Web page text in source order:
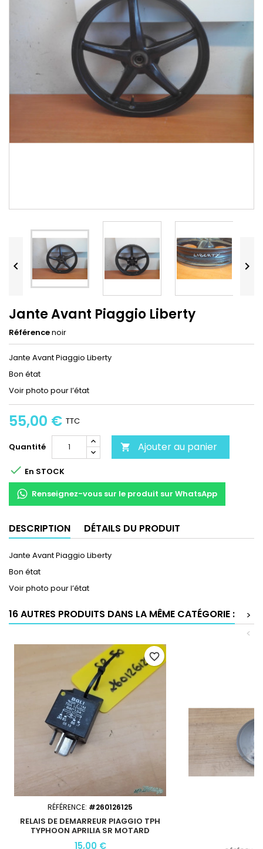
 
Jante Avant Piaggio Liberty
Référencenoir
Jante Avant Piaggio Liberty
Bon état
Voir photo pour l’état
55,00 € TTC
Quantité  Ajouter au panier
 En STOCK
Renseignez-vous sur le produit sur WhatsApp
DESCRIPTION DÉTAILS DU PRODUIT
Jante Avant Piaggio Liberty
Bon état
Voir photo pour l’état
16 AUTRES PRODUITS DANS LA MÊME CATÉGORIE :
>
<
RÉFÉRENCE: #260126125
RELAIS DE DEMARREUR PIAGGIO TPH
TYPHOON APRILIA SR MOTARD
15,00 €
favorite_border